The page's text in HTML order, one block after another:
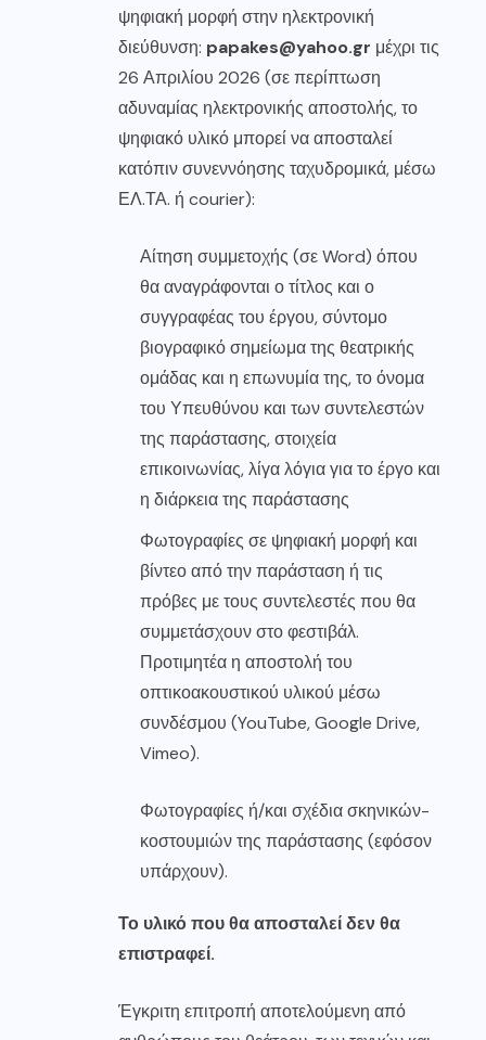
ψηφιακή μορφή στην ηλεκτρονική
διεύθυνση: papakes@yahoo.gr μέχρι τις
26 Απριλίου 2026 (σε περίπτωση
αδυναμίας ηλεκτρονικής αποστολής, το
ψηφιακό υλικό μπορεί να αποσταλεί
κατόπιν συνεννόησης ταχυδρομικά, μέσω
ΕΛ.ΤΑ. ή courier):
Αίτηση συμμετοχής (σε Word) όπου
θα αναγράφονται ο τίτλος και ο
συγγραφέας του έργου, σύντομο
βιογραφικό σημείωμα της θεατρικής
ομάδας και η επωνυμία της, το όνομα
του Υπευθύνου και των συντελεστών
της παράστασης, στοιχεία
επικοινωνίας, λίγα λόγια για το έργο και
η διάρκεια της παράστασης
Φωτογραφίες σε ψηφιακή μορφή και
βίντεο από την παράσταση ή τις
πρόβες με τους συντελεστές που θα
συμμετάσχουν στο φεστιβάλ.
Προτιμητέα η αποστολή του
οπτικοακουστικού υλικού μέσω
συνδέσμου (YouTube, Google Drive,
Vimeo).
Φωτογραφίες ή/και σχέδια σκηνικών-
κοστουμιών της παράστασης (εφόσον
υπάρχουν).
Το υλικό που θα αποσταλεί δεν θα
επιστραφεί.
Έγκριτη επιτροπή αποτελούμενη από